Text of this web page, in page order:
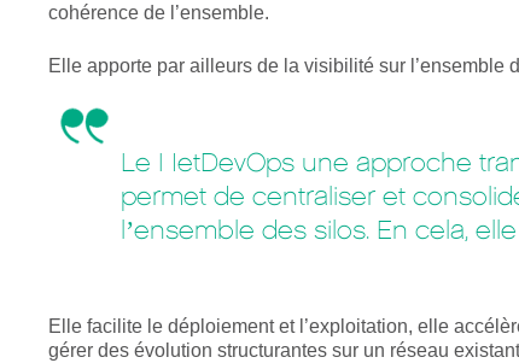
cohérence de l’ensemble.
Elle apporte par ailleurs de la visibilité sur l’ensemble
Le NetDevOps une approche
permet de centraliser et
l’ensemble des silos. En cela,
Elle facilite le déploiement et l’exploitation, elle
gérer des évolution structurantes sur un réseau